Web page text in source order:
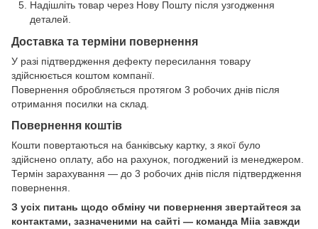
Надішліть товар через Нову Пошту після узгодження
деталей.
Доставка та терміни повернення
У разі підтвердження дефекту пересилання товару
здійснюється коштом компанії.
Повернення обробляється протягом 3 робочих днів після
отримання посилки на склад.
Повернення коштів
Кошти повертаються на банківську картку, з якої було
здійснено оплату, або на рахунок, погоджений із менеджером.
Термін зарахування — до 3 робочих днів після підтвердження
повернення.
З усіх питань щодо обміну чи повернення звертайтеся за
контактами, зазначеними на сайті — команда Miia завжди